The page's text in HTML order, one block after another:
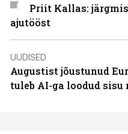
Priit Kallas:
ajutööst
UUDISED
Augustist jõustunud
tuleb AI-ga loodud sisu